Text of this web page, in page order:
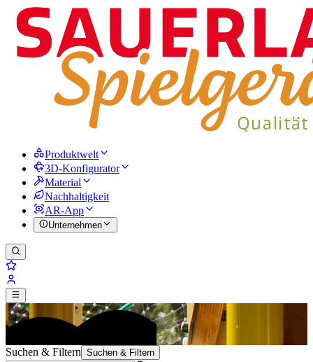
Produktwelt
3D-Konfigurator
Material
Nachhaltigkeit
AR-App
Unternehmen
Suchen & Filtern Suchen & Filtern